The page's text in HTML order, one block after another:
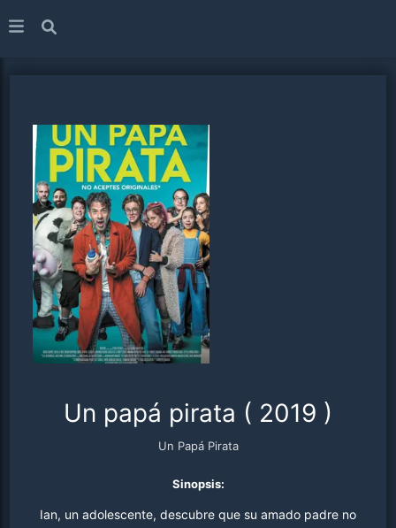
Un papá pirata ( 2019 )
Un Papá Pirata
Sinopsis:
Ian, un adolescente, descubre que su amado padre no